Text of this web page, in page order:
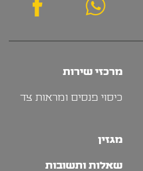
מרכזי שירות
כיסוי פנסים ומראות צד
מגזין
שאלות ותשובות